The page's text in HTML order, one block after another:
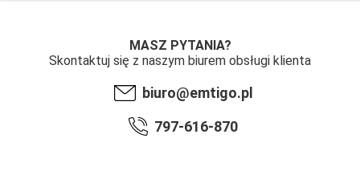
MASZ PYTANIA?
Skontaktuj się z naszym biurem obsługi klienta
biuro@emtigo.pl
797-616-870